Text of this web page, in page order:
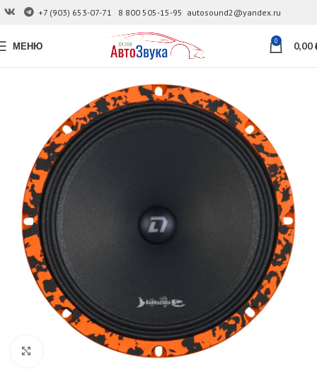
+7 (903) 653-07-71 8 800 505-15-95 autosound2@yandex.ru
МЕНЮ 0 0,00